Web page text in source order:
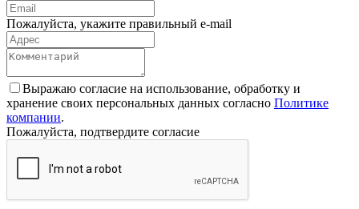
Пожалуйста, укажите правильный e-mail
Выражаю согласие на использование, обработку и
хранение своих персональных данных согласно Политике
компании.
Пожалуйста, подтвердите согласие